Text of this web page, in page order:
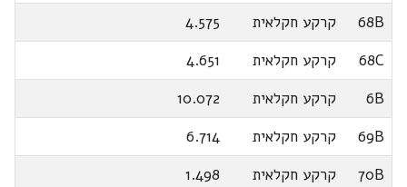
68B
קרקע חקלאית
4.575
68C
קרקע חקלאית
4.651
6B
קרקע חקלאית
10.072
69B
קרקע חקלאית
6.714
70B
קרקע חקלאית
1.498